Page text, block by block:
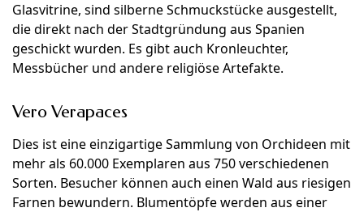
Glasvitrine, sind silberne Schmuckstücke ausgestellt,
die direkt nach der Stadtgründung aus Spanien
geschickt wurden. Es gibt auch Kronleuchter,
Messbücher und andere religiöse Artefakte.
Vero Verapaces
Dies ist eine einzigartige Sammlung von Orchideen mit
mehr als 60.000 Exemplaren aus 750 verschiedenen
Sorten. Besucher können auch einen Wald aus riesigen
Farnen bewundern. Blumentöpfe werden aus einer